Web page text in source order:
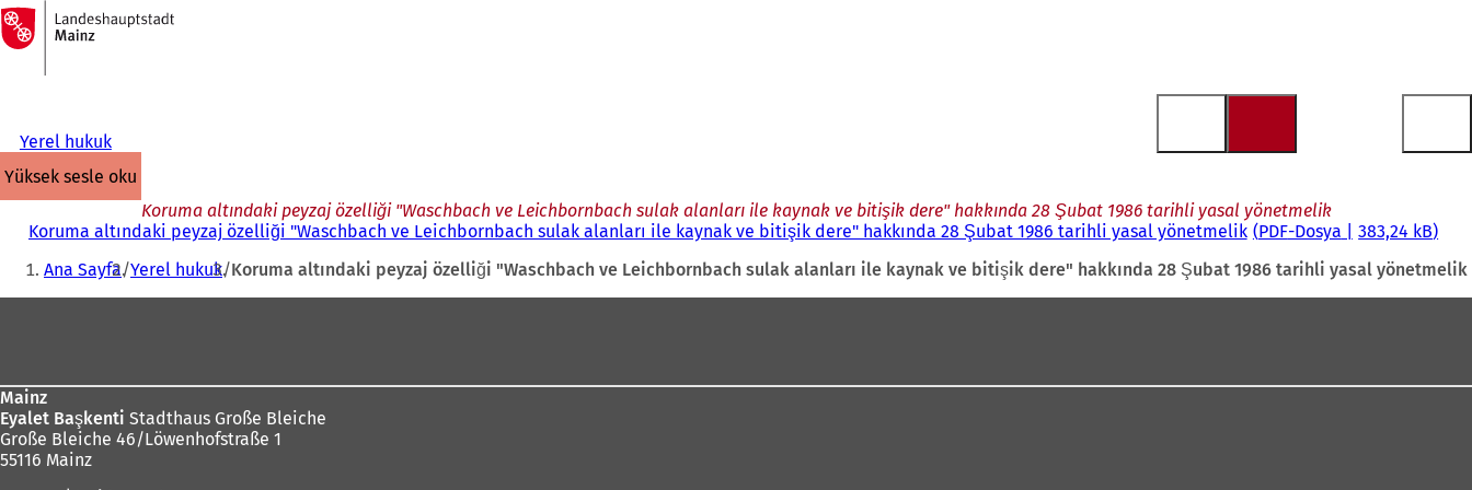
İçeriğe atla
Ana
sayfaya
Yerel hukuk
yüksek sesle oku
Koruma altındaki peyzaj özelliği "Waschbach ve Leichbornbach sulak alanları ile kaynak ve bitişik dere" hakkında 28 Şubat 1986 tarihli yasal yönetmelik
Koruma altındaki peyzaj özelliği "Waschbach ve Leichbornbach sulak alanları ile kaynak ve bitişik dere" hakkında 28 Şubat 1986 tarihli yasal yönetmelik PDF-Dosya 383,24 kB
Buradasınız:
Ana Sayfa Yerel hukuk Koruma altındaki peyzaj özelliği "Waschbach ve Leichbornbach sulak alanları ile kaynak ve bitişik dere" hakkında 28 Şubat 1986 tarihli yasal yönetmelik
Mainz
Eyalet Başkenti Stadthaus Große Bleiche
Große Bleiche 46/Löwenhofstraße 1
55116 Mainz